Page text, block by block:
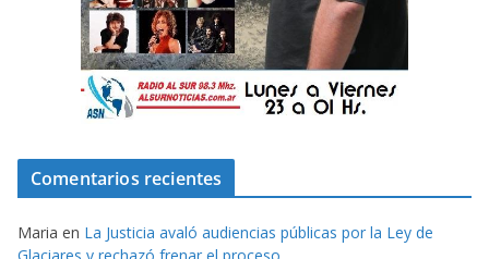
Comentarios recientes
Maria en La Justicia avaló audiencias públicas por la Ley de